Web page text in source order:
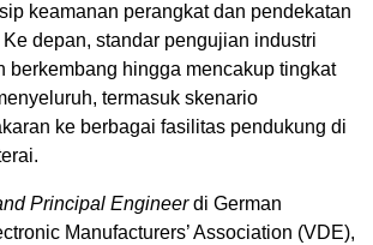
keamanan perangkat dan pendekatan
Ke depan, standar pengujian industri
berkembang hingga mencakup tingkat
termasuk skenario
ke berbagai fasilitas pendukung di
Principal Engineerdi German
Manufacturers’ Association (VDE),